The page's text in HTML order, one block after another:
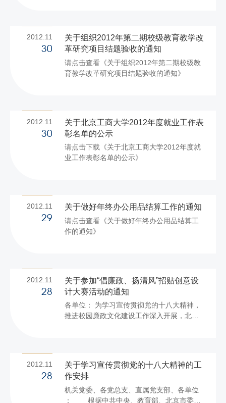
2012.11
30
关于组织2012年第二期校级教育教学改
革研究项目结题验收的通知
请点击查看《关于组织2012年第二期校级教
育教学改革研究项目结题验收的通知》
2012.11
30
关于北京工商大学2012年度就业工作表
彰名单的公示
请点击下载《关于北京工商大学2012年度就
业工作表彰名单的公示》
2012.11
29
关于做好年终办公用品结算工作的通知
请点击查看《关于做好年终办公用品结算工
作的通知》
2012.11
28
关于参加“倡廉政、扬清风”招贴创意设
计大赛活动的通知
各单位： 为学习宣传贯彻党的十八大精神，
推进校园廉政文化建设工作深入开展，北京
精神，以弘扬北京精神、宣传廉洁理念、传
播廉政文化、褒扬勤廉风范、鞭挞腐败现象
为主要内容，正面宣传为主，弘扬主旋律，
主题鲜明，创意新颖，制作精美，注重人文
2012.11
28
关于学习宣传贯彻党的十八大精神的工
作安排
机关党委、各党总支、直属党支部、各单位
： 根据中共中央、教育部、北京市委和